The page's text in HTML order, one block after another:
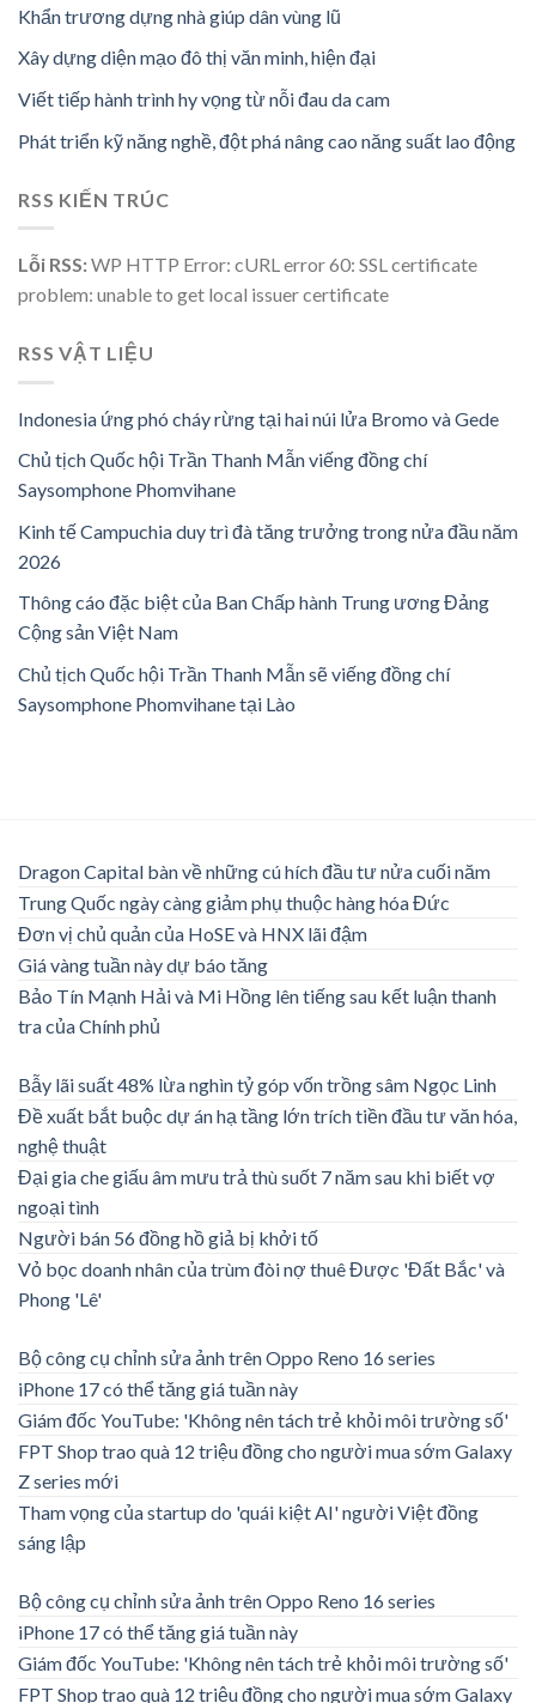
Khẩn trương dựng nhà giúp dân vùng lũ
Xây dựng diện mạo đô thị văn minh, hiện đại
Viết tiếp hành trình hy vọng từ nỗi đau da cam
Phát triển kỹ năng nghề, đột phá nâng cao năng suất lao động
RSS KIẾN TRÚC
Lỗi RSS:WP HTTP Error: cURL error 60: SSL certificate
problem: unable to get local issuer certificate
RSS VẬT LIỆU
Indonesia ứng phó cháy rừng tại hai núi lửa Bromo và Gede
Chủ tịch Quốc hội Trần Thanh Mẫn viếng đồng chí
Saysomphone Phomvihane
Kinh tế Campuchia duy trì đà tăng trưởng trong nửa đầu năm
2026
Thông cáo đặc biệt của Ban Chấp hành Trung ương Đảng
Cộng sản Việt Nam
Chủ tịch Quốc hội Trần Thanh Mẫn sẽ viếng đồng chí
Saysomphone Phomvihane tại Lào
Dragon Capital bàn về những cú hích đầu tư nửa cuối năm
Trung Quốc ngày càng giảm phụ thuộc hàng hóa Đức
Đơn vị chủ quản của HoSE và HNX lãi đậm
Giá vàng tuần này dự báo tăng
Bảo Tín Mạnh Hải và Mi Hồng lên tiếng sau kết luận thanh
tra của Chính phủ
Bẫy lãi suất 48% lừa nghìn tỷ góp vốn trồng sâm Ngọc Linh
Đề xuất bắt buộc dự án hạ tầng lớn trích tiền đầu tư văn hóa,
nghệ thuật
Đại gia che giấu âm mưu trả thù suốt 7 năm sau khi biết vợ
ngoại tình
Người bán 56 đồng hồ giả bị khởi tố
Vỏ bọc doanh nhân của trùm đòi nợ thuê Được 'Đất Bắc' và
Phong 'Lê'
Bộ công cụ chỉnh sửa ảnh trên Oppo Reno 16 series
iPhone 17 có thể tăng giá tuần này
Giám đốc YouTube: 'Không nên tách trẻ khỏi môi trường số'
FPT Shop trao quà 12 triệu đồng cho người mua sớm Galaxy
Z series mới
Tham vọng của startup do 'quái kiệt AI' người Việt đồng
sáng lập
Bộ công cụ chỉnh sửa ảnh trên Oppo Reno 16 series
iPhone 17 có thể tăng giá tuần này
Giám đốc YouTube: 'Không nên tách trẻ khỏi môi trường số'
FPT Shop trao quà 12 triệu đồng cho người mua sớm Galaxy